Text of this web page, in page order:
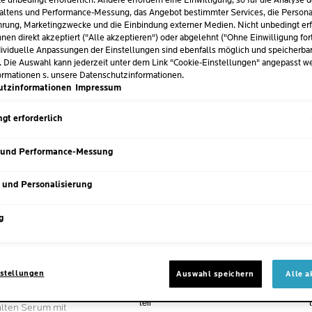
SERUM
Serum mit
(548)
Sternen.
161 von 548 Bewertern erhielten ein
Testprodukt oder nahmen an einer Aktion
teil
und Performance-Messung, das Angebot bestimmter Services, die
Marketingzwecke und die Einbindung externer Medien. Nicht unbedingt
direkt akzeptiert ("Alle akzeptieren") oder abgelehnt ("Ohne Einwilligung
Anpassungen der Einstellungen sind ebenfalls möglich und
Die Auswahl kann jederzeit unter dem Link "Cookie-Einstellungen" angepasst
s. unsere Datenschutzinformationen.
Impressum
erforderlich
Performance-Messung
und Personalisierung
Auswahl speichern Alle